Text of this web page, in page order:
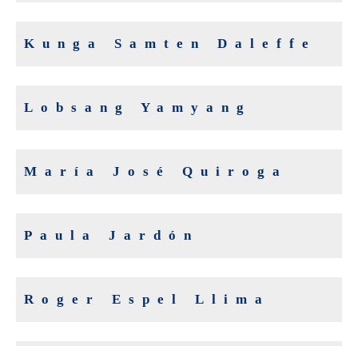
Kunga Samten Daleffe
Lobsang Yamyang
María José Quiroga
Paula Jardón
Roger Espel Llima